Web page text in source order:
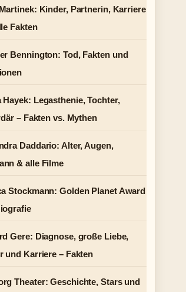
Kinder, Partnerin, Karriere
Fakten
Bennington: Tod, Fakten und
Hayek: Legasthenie, Tochter,
– Fakten vs. Mythen
Daddario: Alter, Augen,
& alle Filme
Stockmann: Golden Planet Award
Gere: Diagnose, große Liebe,
und Karriere – Fakten
Theater: Geschichte, Stars und